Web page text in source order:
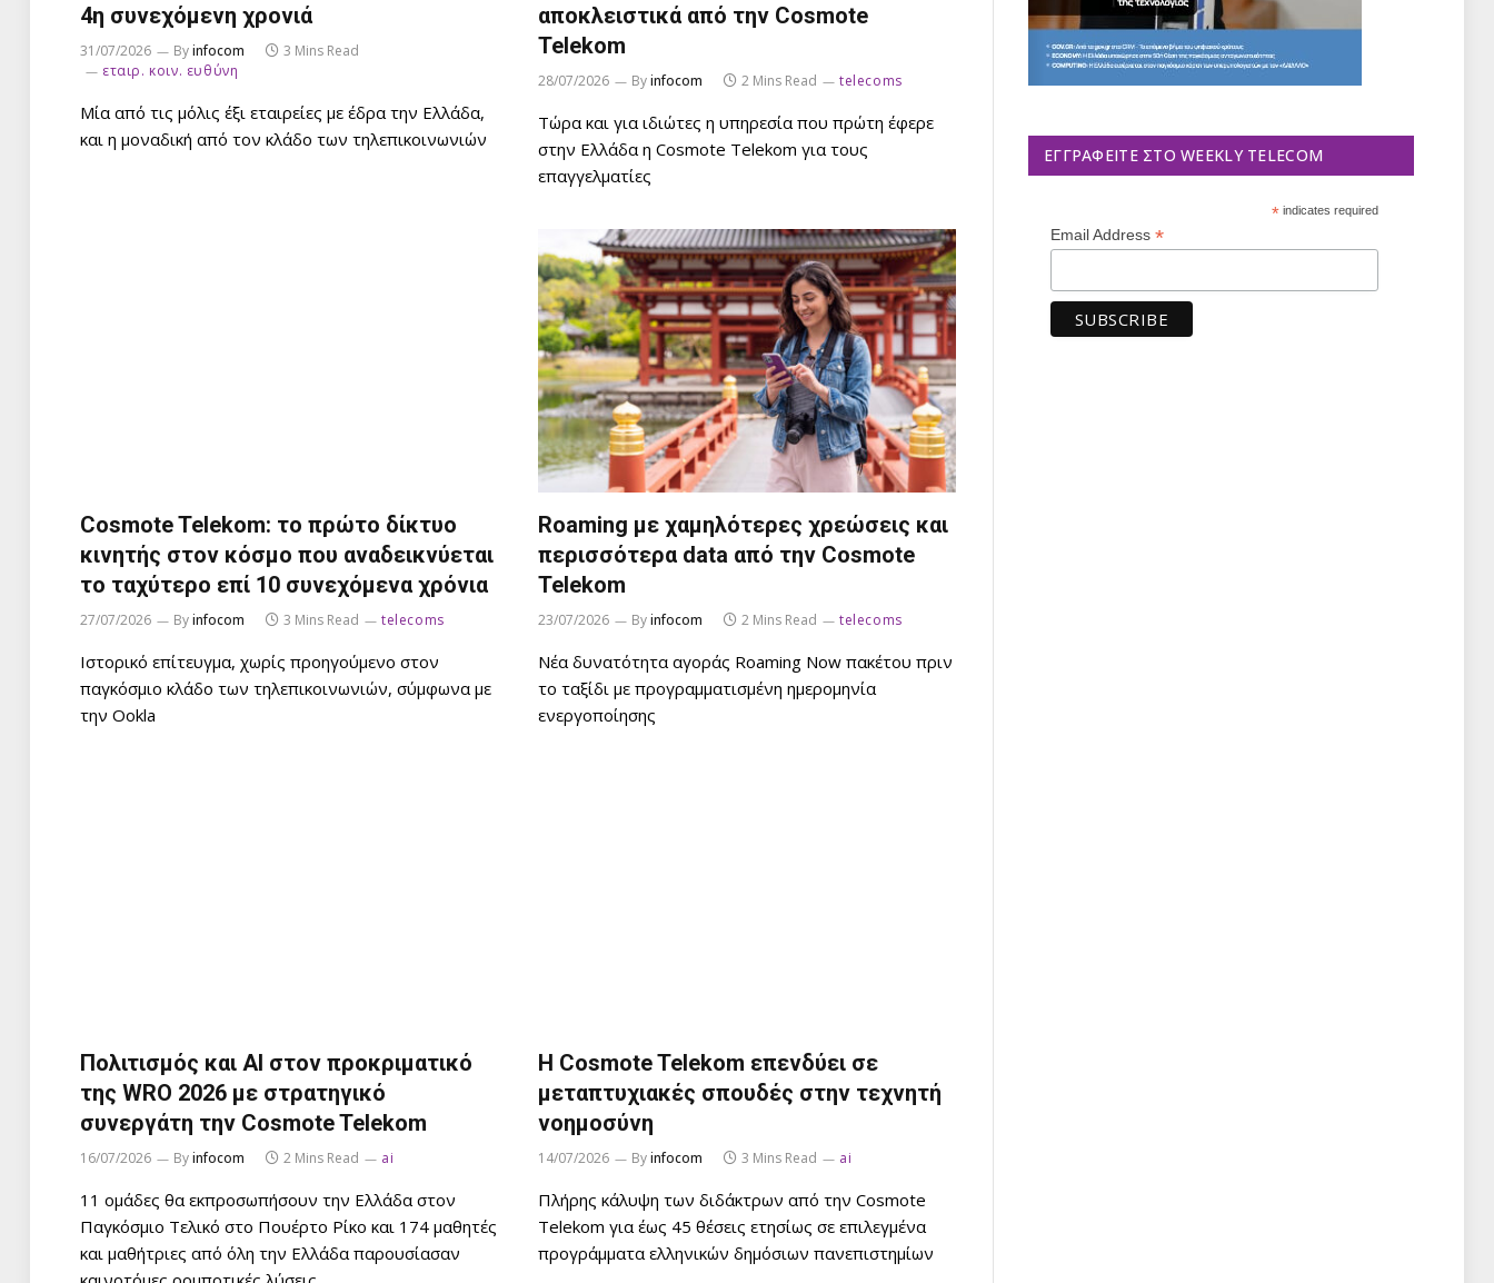
4η συνεχόμενη χρονιά
31/07/2026 Byinfocom
3 Mins Read
εταιρ. κοιν. ευθύνη
Μία από τις μόλις έξι εταιρείες με έδρα την Ελλάδα,
και η μοναδική από τον κλάδο των τηλεπικοινωνιών
αποκλειστικά από την Cosmote
Telekom
28/07/2026 Byinfocom 2 Mins Read telecoms
Τώρα και για ιδιώτες η υπηρεσία που πρώτη έφερε
στην Ελλάδα η Cosmote Telekom για τους
επαγγελματίες
Cosmote Telekom: το πρώτο δίκτυο
κινητής στον κόσμο που αναδεικνύεται
το ταχύτερο επί 10 συνεχόμενα χρόνια
27/07/2026 Byinfocom 3 Mins Read telecoms
Ιστορικό επίτευγμα, χωρίς προηγούμενο στον
παγκόσμιο κλάδο των τηλεπικοινωνιών, σύμφωνα με
την Ookla
Roaming με χαμηλότερες χρεώσεις και
περισσότερα data από την Cosmote
Telekom
23/07/2026 Byinfocom 2 Mins Read telecoms
Νέα δυνατότητα αγοράς Roaming Now πακέτου πριν
το ταξίδι με προγραμματισμένη ημερομηνία
ενεργοποίησης
Πολιτισμός και ΑΙ στον προκριματικό
της WRO 2026 με στρατηγικό
συνεργάτη την Cosmote Telekom
16/07/2026 Byinfocom 2 Mins Read ai
11 ομάδες θα εκπροσωπήσουν την Ελλάδα στον
Παγκόσμιο Τελικό στο Πουέρτο Ρίκο και 174 μαθητές
και μαθήτριες από όλη την Ελλάδα παρουσίασαν
Η Cosmote Telekom επενδύει σε
μεταπτυχιακές σπουδές στην τεχνητή
νοημοσύνη
14/07/2026 Byinfocom 3 Mins Read ai
Πλήρης κάλυψη των διδάκτρων από την Cosmote
Telekom για έως 45 θέσεις ετησίως σε επιλεγμένα
προγράμματα ελληνικών δημόσιων πανεπιστημίων
ΕΓΓΡΑΦΕΊΤΕ ΣΤΟ WEEKLY TELECOM
*indicates required
Email Address *